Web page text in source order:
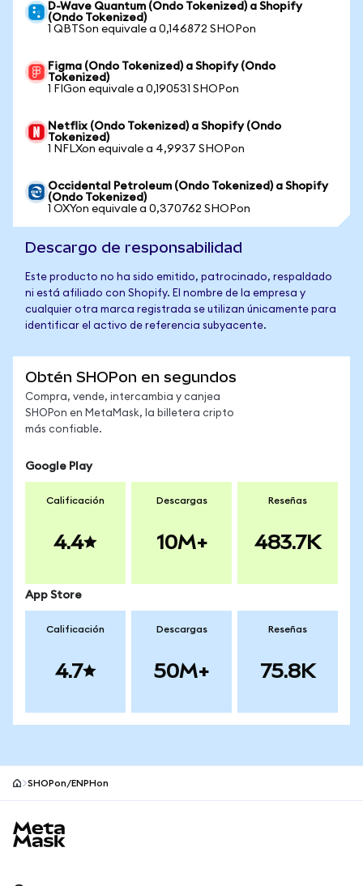
D-Wave Quantum (Ondo Tokenized) a Shopify
(Ondo Tokenized)
1 QBTSon equivale a 0,146872 SHOPon
Figma (Ondo Tokenized) a Shopify (Ondo
Tokenized)
1 FIGon equivale a 0,190531 SHOPon
Netflix (Ondo Tokenized) a Shopify (Ondo
Tokenized)
1 NFLXon equivale a 4,9937 SHOPon
Occidental Petroleum (Ondo Tokenized) a Shopify
(Ondo Tokenized)
1 OXYon equivale a 0,370762 SHOPon
Descargo de responsabilidad
Este producto no ha sido emitido, patrocinado, respaldado
ni está afiliado con Shopify. El nombre de la empresa y
cualquier otra marca registrada se utilizan únicamente para
identificar el activo de referencia subyacente.
Obtén SHOPon en segundos
Compra, vende, intercambia y canjea
SHOPon en MetaMask, la billetera cripto
más confiable.
Google Play
Calificación
4.4
Descargas
10M+
Reseñas
483.7K
App Store
Calificación
4.7
Descargas
50M+
Reseñas
75.8K
SHOPon/ENPHon